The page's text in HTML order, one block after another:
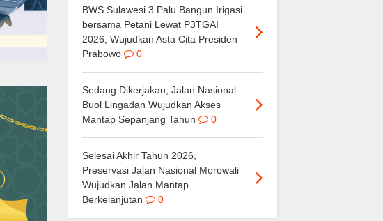
BWS Sulawesi 3 Palu Bangun Irigasi
bersama Petani Lewat P3TGAI
2026, Wujudkan Asta Cita Presiden
Prabowo
0
Sedang Dikerjakan, Jalan Nasional
Buol Lingadan Wujudkan Akses
Mantap Sepanjang Tahun
0
Selesai Akhir Tahun 2026,
Preservasi Jalan Nasional Morowali
Wujudkan Jalan Mantap
Berkelanjutan
0